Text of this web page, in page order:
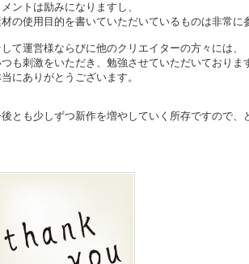
メントは励みになりますし、
の使用目的を書いていただいているものは非常に
して運営様ならびに他のクリエイターの方々には、
つも刺激をいただき、勉強させていただいておりま
にありがとうございます。
とも少しずつ新作を増やしていく所存ですので、